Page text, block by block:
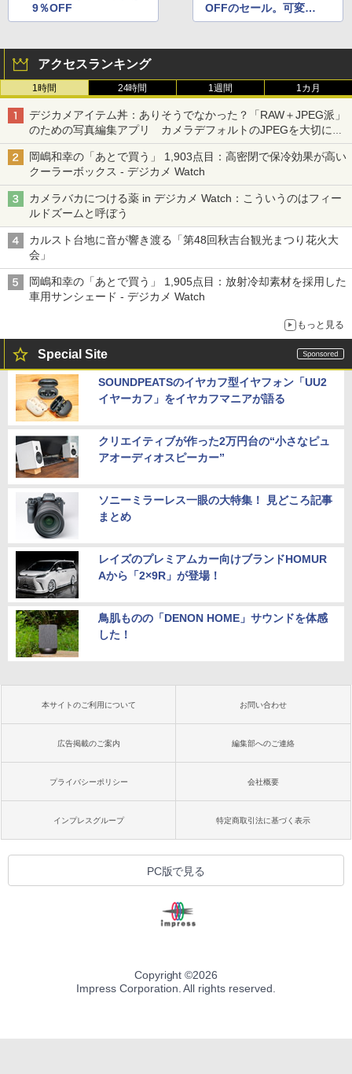
9％OFF
OFFのセール。可変N
Dやマグネットレンズ
き対象
アクセスランキング
1時間 24時間 1週間 1カ月
デジカメアイテム丼：ありそうでなかった？「RAW＋JPEG派」
のための写真編集アプリ カメラデフォルトのJPEGを大切にす
る「Filmator」
岡嶋和幸の「あとで買う」 1,903点目：高密閉で保冷効果が高い
クーラーボックス - デジカメ Watch
カメラバカにつける薬 in デジカメ Watch：こういうのはフィー
ルドズームと呼ぼう
カルスト台地に音が響き渡る「第48回秋吉台観光まつり花火大
会」
岡嶋和幸の「あとで買う」 1,905点目：放射冷却素材を採用した
車用サンシェード - デジカメ Watch
もっと見る
Special Site
SOUNDPEATSのイヤカフ型イヤフォン「UU2
イヤーカフ」をイヤカフマニアが語る
クリエイティブが作った2万円台の“小さなピュ
アオーディオスピーカー”
ソニーミラーレス一眼の大特集！ 見どころ記事
まとめ
レイズのプレミアムカー向けブランドHOMUR
Aから「2×9R」が登場！
鳥肌ものの「DENON HOME」サウンドを体感
した！
本サイトのご利用について お問い合わせ
広告掲載のご案内 編集部へのご連絡
プライバシーポリシー 会社概要
インプレスグループ 特定商取引法に基づく表示
PC版で見る
Copyright ©2026
Impress Corporation. All rights reserved.